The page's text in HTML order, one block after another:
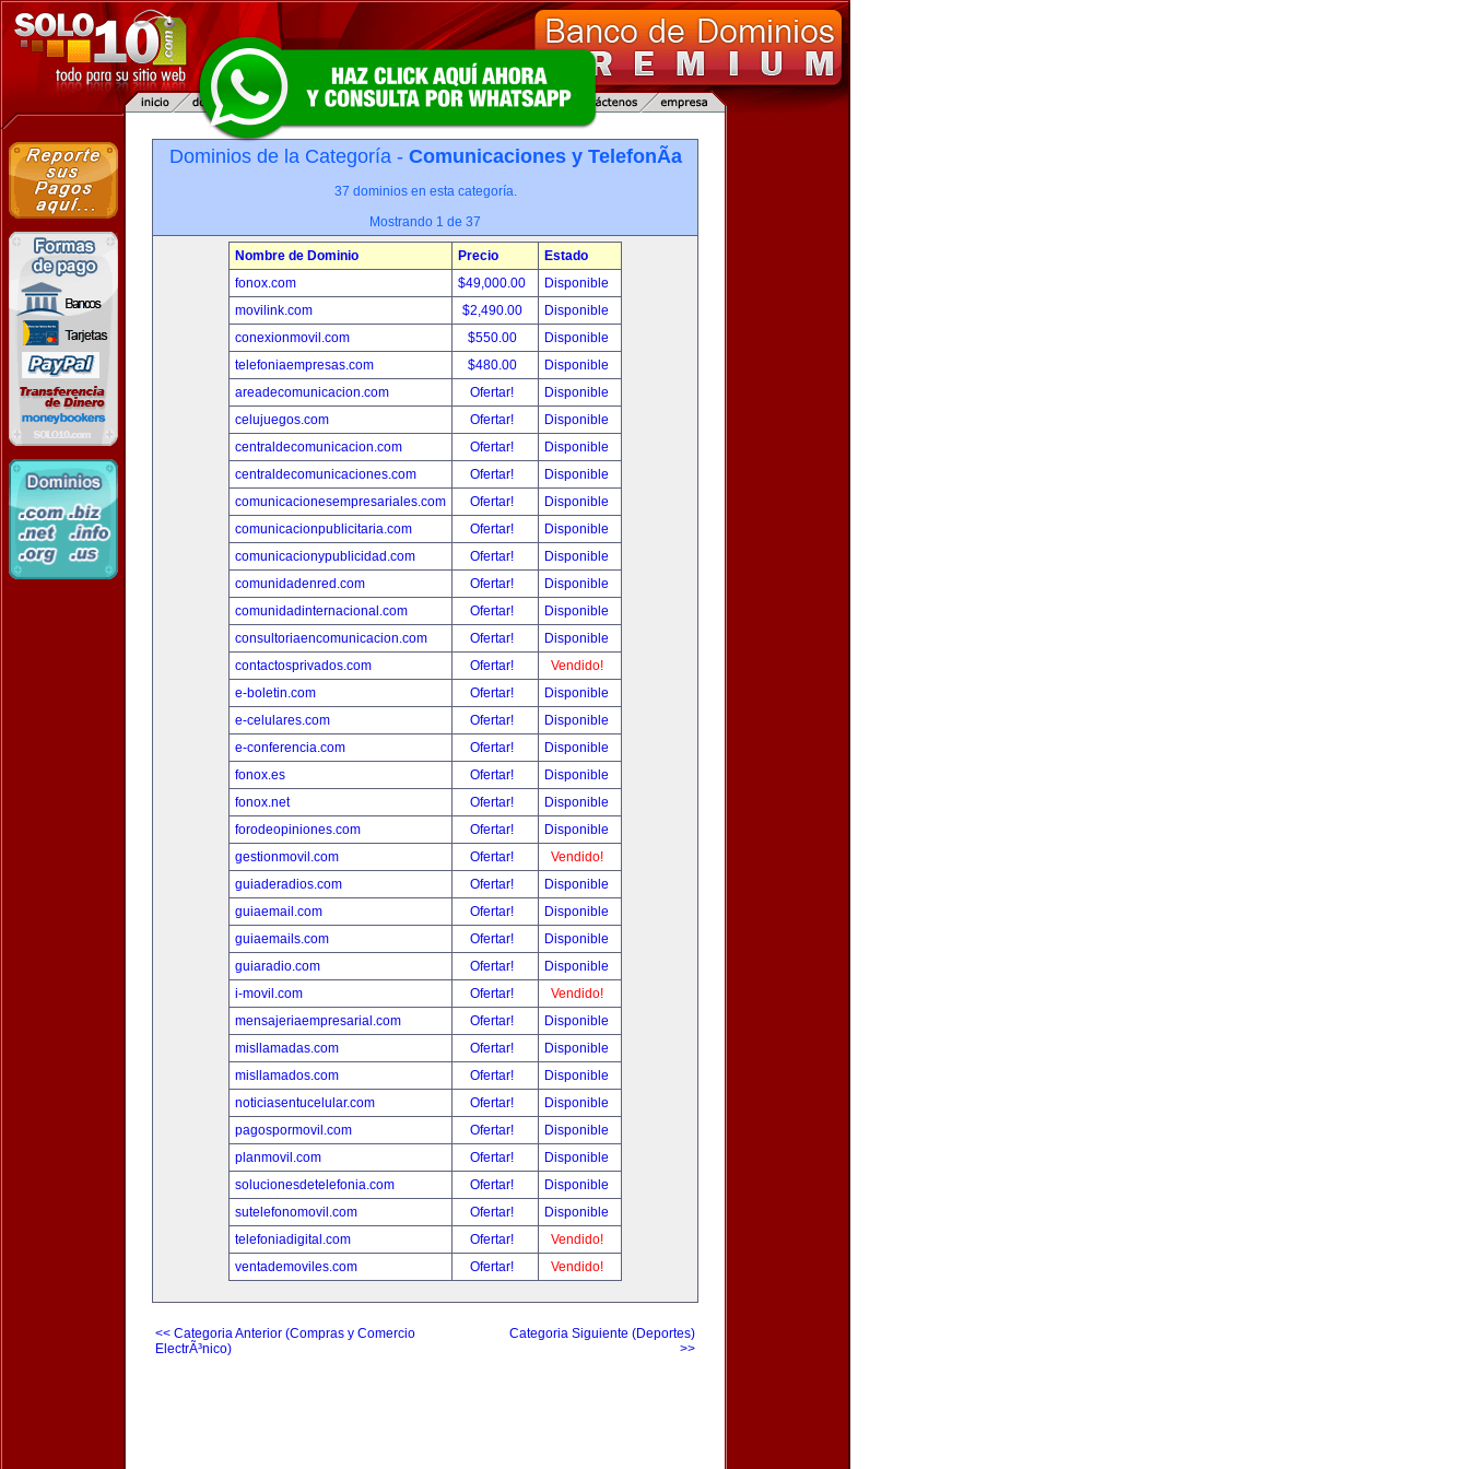
Dominios de la Categoría - Comunicaciones y TelefonÃ­a
37 dominios en esta categoría.
Mostrando 1 de 37
Nombre de Dominio Precio
Estado
fonox.com
$49,000.00
Disponible
movilink.com
$2,490.00
Disponible
conexionmovil.com
$550.00
Disponible
telefoniaempresas.com
$480.00
Disponible
areadecomunicacion.com
Ofertar!
Disponible
celujuegos.com
Ofertar!
Disponible
centraldecomunicacion.com
Ofertar!
Disponible
centraldecomunicaciones.com
Ofertar!
Disponible
comunicacionesempresariales.com
Ofertar!
Disponible
comunicacionpublicitaria.com
Ofertar!
Disponible
comunicacionypublicidad.com
Ofertar!
Disponible
comunidadenred.com
Ofertar!
Disponible
comunidadinternacional.com
Ofertar!
Disponible
consultoriaencomunicacion.com
Ofertar!
Disponible
contactosprivados.com
Ofertar!
Vendido!
e-boletin.com
Ofertar!
Disponible
e-celulares.com
Ofertar!
Disponible
e-conferencia.com
Ofertar!
Disponible
fonox.es
Ofertar!
Disponible
fonox.net
Ofertar!
Disponible
forodeopiniones.com
Ofertar!
Disponible
gestionmovil.com
Ofertar!
Vendido!
guiaderadios.com
Ofertar!
Disponible
guiaemail.com
Ofertar!
Disponible
guiaemails.com
Ofertar!
Disponible
guiaradio.com
Ofertar!
Disponible
i-movil.com
Ofertar!
Vendido!
mensajeriaempresarial.com
Ofertar!
Disponible
misllamadas.com
Ofertar!
Disponible
misllamados.com
Ofertar!
Disponible
noticiasentucelular.com
Ofertar!
Disponible
pagospormovil.com
Ofertar!
Disponible
planmovil.com
Ofertar!
Disponible
solucionesdetelefonia.com
Ofertar!
Disponible
sutelefonomovil.com
Ofertar!
Disponible
telefoniadigital.com
Ofertar!
Vendido!
ventademoviles.com
Ofertar! Vendido!
<< Categoria Anterior (Compras y Comercio
ElectrÃ³nico)
Categoria Siguiente (Deportes)
>>